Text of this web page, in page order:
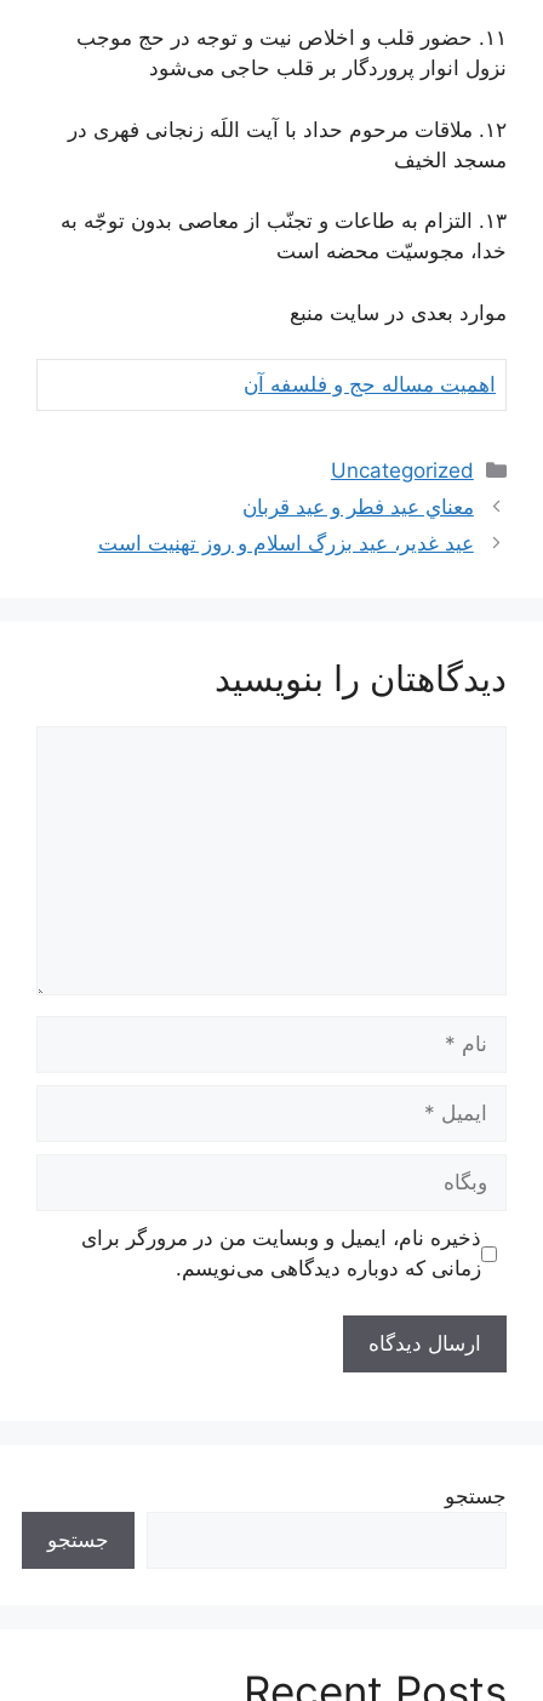
١١. حضور قلب و اخلاص نيت و توجه در حج موجب
نزول انوار پروردگار بر قلب حاجى مى‌شود
١٢. ملاقات مرحوم حداد با آیت اللَه زنجانی فهری در
مسجد الخیف
١٣. التزام به طاعات و تجنّب از معاصى بدون توجّه به
خدا، مجوسيّت محضه است‌
موارد بعدی در سایت منبع
اهمیت مساله حج و فلسفه آن
دسته‌ها
Uncategorized
ناوبری
نوشته‌ها
معناي‌ عيد فطر و عيد قربان
عید غدیر، عید بزرگ اسلام و روز تهنیت است
دیدگاهتان را بنویسید
ایمیل
وبگاه
ذخیره نام، ایمیل و وبسایت من در مرورگر برای
زمانی که دوباره دیدگاهی می‌نویسم.
جستجو
جستجو
Recent Posts